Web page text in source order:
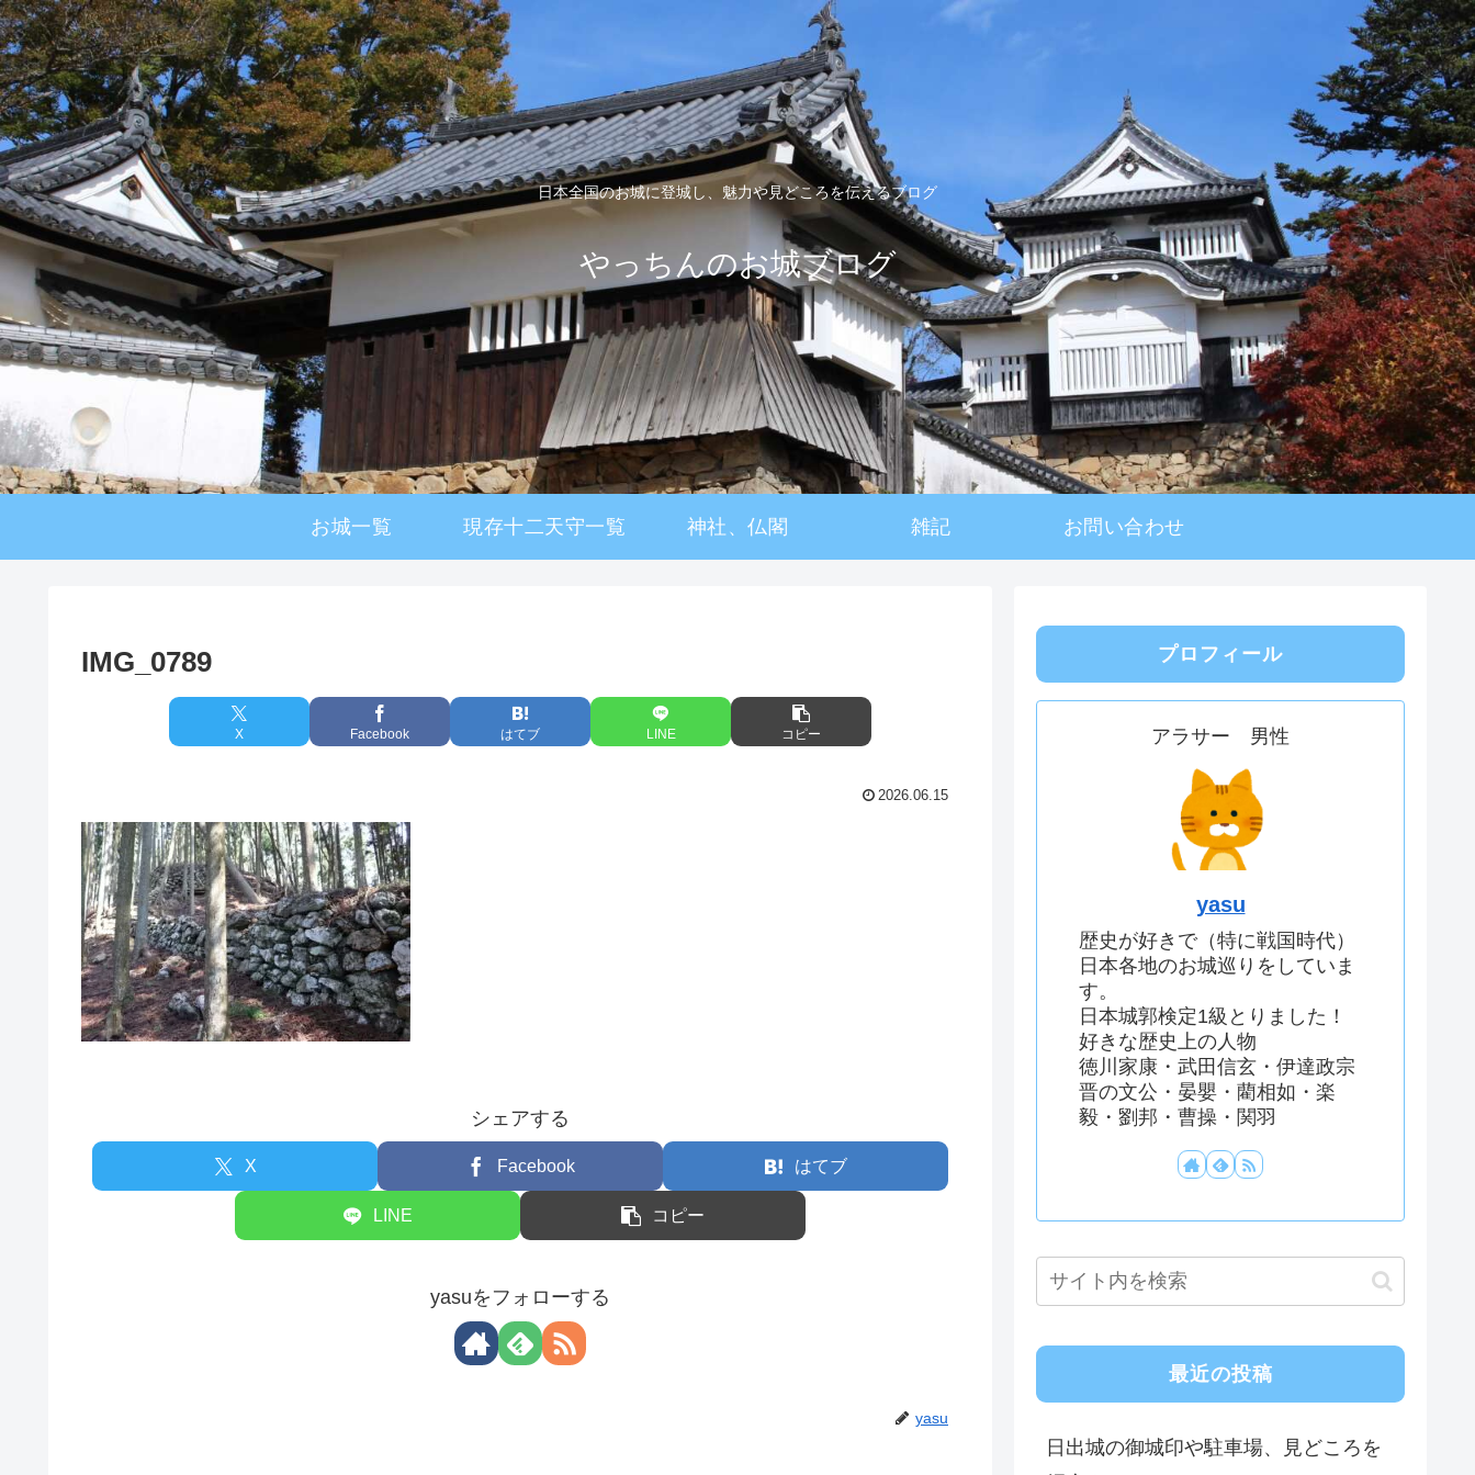
日本全国のお城に登城し、魅力や見どころを伝えるブログ
やっちんのお城ブログ
お城一覧 現存十二天守一覧 神社、仏閣 雑記 お問い合わせ
IMG_0789
X Facebook はてブ LINE コピー
2026.06.15
シェアする
X Facebook はてブ
LINE コピー
yasuをフォローする
yasu
プロフィール
アラサー 男性
yasu
歴史が好きで（特に戦国時代）
日本各地のお城巡りをしていま
す。
日本城郭検定1級とりました！
好きな歴史上の人物
徳川家康・武田信玄・伊達政宗
晋の文公・晏嬰・藺相如・楽
毅・劉邦・曹操・関羽
最近の投稿
日出城の御城印や駐車場、見どころを